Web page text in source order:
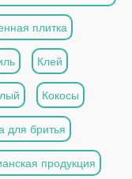
плитка
Клей
Кокосы
для бритья
продукция